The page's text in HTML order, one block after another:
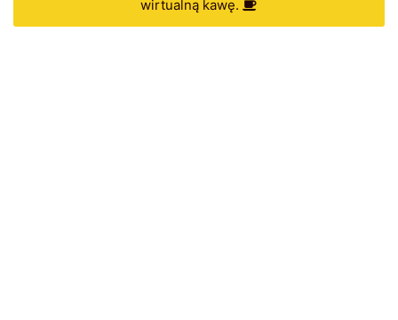
wirtualną kawę.